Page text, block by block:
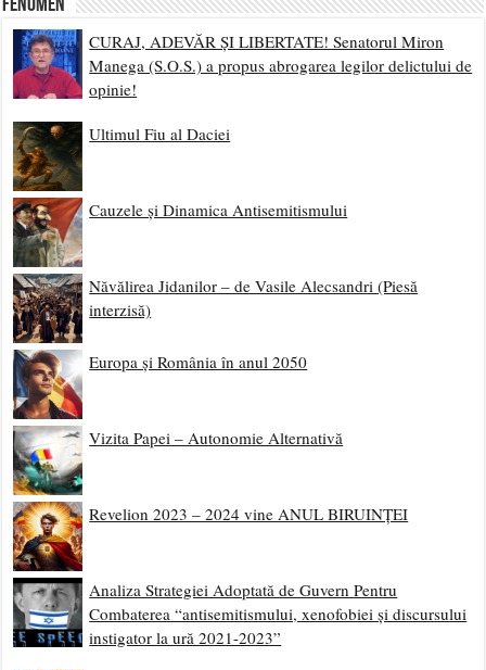
Fenomen
CURAJ, ADEVĂR ȘI LIBERTATE! Senatorul Miron
Manega (S.O.S.) a propus abrogarea legilor delictului de
opinie!
Ultimul Fiu al Daciei
Cauzele și Dinamica Antisemitismului
Năvălirea Jidanilor – de Vasile Alecsandri (Piesă
interzisă)
Europa și România în anul 2050
Vizita Papei – Autonomie Alternativă
Revelion 2023 – 2024 vine ANUL BIRUINȚEI
Analiza Strategiei Adoptată de Guvern Pentru
Combaterea “antisemitismului, xenofobiei și discursului
instigator la ură 2021-2023”